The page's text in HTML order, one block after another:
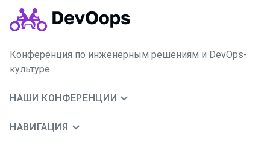
Конференция по инженерным решениям и DevOps-
культуре
НАШИ КОНФЕРЕНЦИИ
НАВИГАЦИЯ